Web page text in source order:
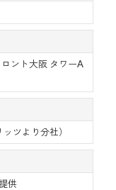
ント大阪 タワーA
ツより分社）
供